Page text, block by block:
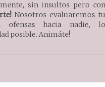
sin insultos pero con
Nosotros evaluaremos tu
ofensas hacia nadie, lo
posible. Animáte!